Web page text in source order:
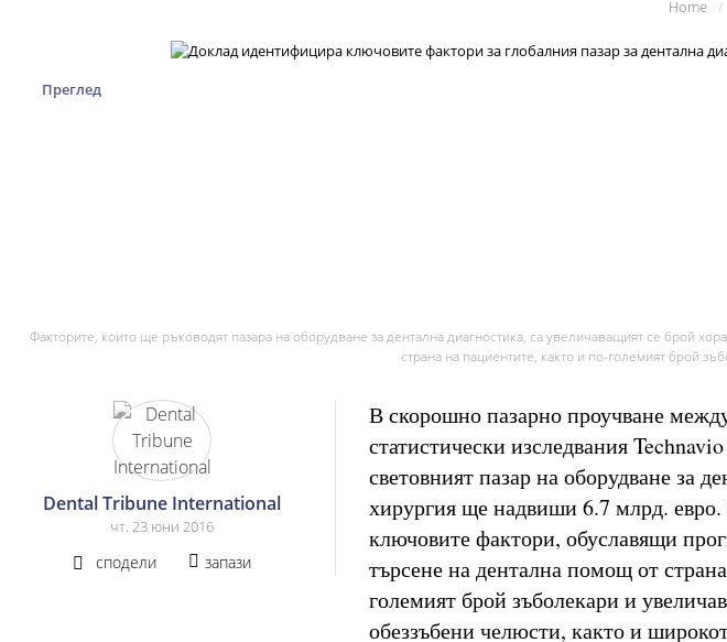
Home /
Преглед
Факторите, които ще ръководят пазара на оборудване за дентална диагностика, са увеличаващият се брой
страна на пациентите, както и по-големият брой
Dental Tribune International
чт. 23 юни 2016
сподели запази
В скорошно пазарно проучване
статистически изследвания
световният пазар на оборудване за
хирургия ще надвиши 6.7 млрд. евро.
ключовите фактори, обуславящи
търсене на дентална помощ от
големият брой зъболекари и
обеззъбени челюсти, както и